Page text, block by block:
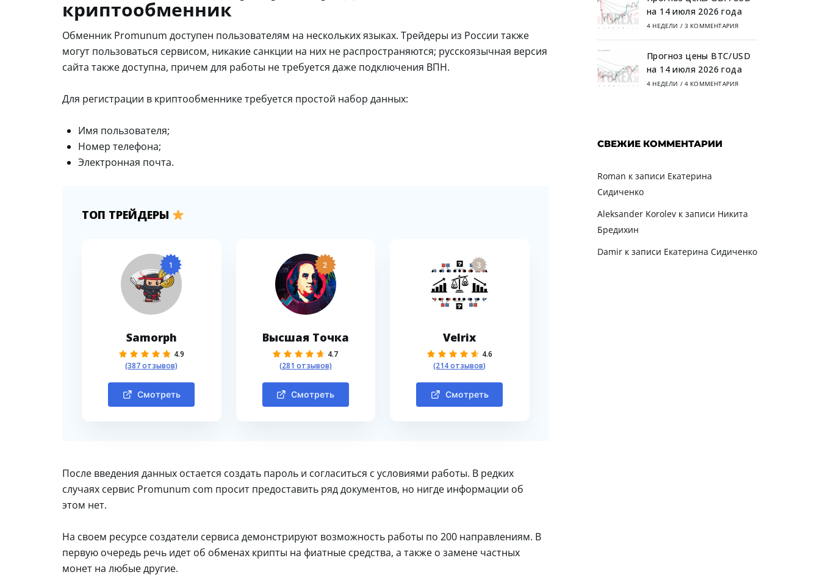
криптообменник
Обменник Promunum доступен пользователям на нескольких языках. Трейдеры из России также
могут пользоваться сервисом, никакие санкции на них не распространяются; русскоязычная версия
сайта также доступна, причем для работы не требуется даже подключения ВПН.
Для регистрации в криптообменнике требуется простой набор данных:
Имя пользователя;
Номер телефона;
Электронная почта.
ТОП ТРЕЙДЕРЫ
1
Samorph
4.9
(387 отзывов)
Смотреть
2
Высшая Точка
4.7
(281 отзывов)
Смотреть
3
Velrix
4.6
(214 отзывов)
Смотреть
После введения данных остается создать пароль и согласиться с условиями работы. В редких
случаях сервис Promunum com просит предоставить ряд документов, но нигде информации об
этом нет.
На своем ресурсе создатели сервиса демонстрируют возможность работы по 200 направлениям. В
первую очередь речь идет об обменах крипты на фиатные средства, а также о замене частных
монет на любые другие.
на 14 июля 2026 года
4 НЕДЕЛИ / 3 КОММЕНТАРИЯ
Прогноз цены BTC/USD
на 14 июля 2026 года
4 НЕДЕЛИ / 4 КОММЕНТАРИЯ
СВЕЖИЕ КОММЕНТАРИИ
Roman к записи Екатерина
Сидиченко
Aleksander Korolevк записи Никита
Бредихин
Damirк записи Екатерина Сидиченко